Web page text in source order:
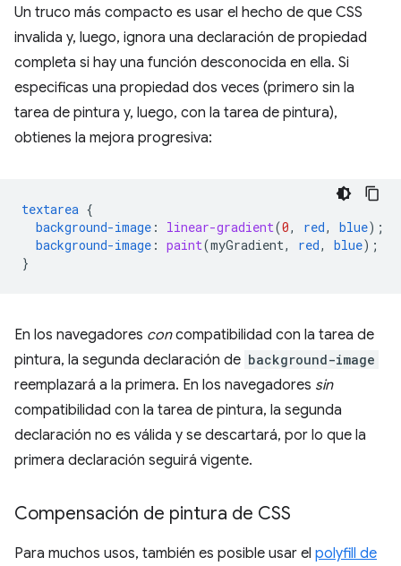
Un truco más compacto es usar el hecho de que CSS
invalida y, luego, ignora una declaración de propiedad
completa si hay una función desconocida en ella. Si
especificas una propiedad dos veces (primero sin la
tarea de pintura y, luego, con la tarea de pintura),
obtienes la mejora progresiva:
textarea {
background-image : linear-gradient(0, red, blue);
background-image : paint(myGradient, red, blue);
}
En los navegadores concompatibilidad con la tarea de
pintura, la segunda declaración de background-image
reemplazará a la primera. En los navegadores sin
compatibilidad con la tarea de pintura, la segunda
declaración no es válida y se descartará, por lo que la
primera declaración seguirá vigente.
Compensación de pintura de CSS
Para muchos usos, también es posible usar el polyfill de